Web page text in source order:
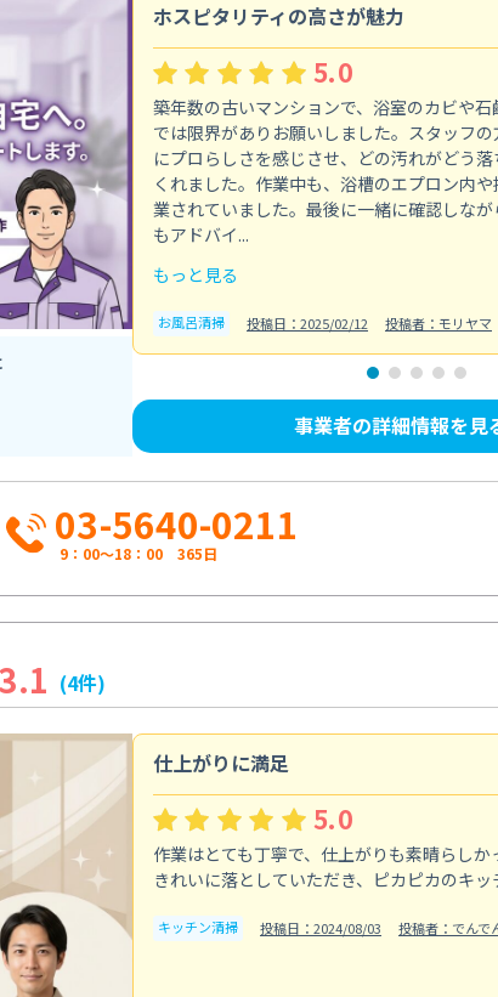
ホスピタリティの高さが魅力
5.0
築年数の古いマンションで、浴室のカビや
では限界がありお願いしました。スタッフ
にプロらしさを感じさせ、どの汚れがどう
くれました。作業中も、浴槽のエプロン内
業されていました。最後に一緒に確認しな
もアドバイ...
もっと見る
お風呂清掃 投稿日：2025/02/12 投稿者：モリヤマ
事業者の詳細情報を見
03-5640-0211
9：00～18：00 365日
3.1 (4件)
仕上がりに満足
5.0
作業はとても丁寧で、仕上がりも素晴らしか
きれいに落としていただき、ピカピカのキッ
キッチン清掃 投稿日：2024/08/03 投稿者：でんで